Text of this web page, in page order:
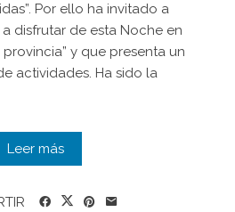
Por ello ha invitado a
disfrutar de esta Noche en
y que presenta un
actividades. Ha sido la
Leer más